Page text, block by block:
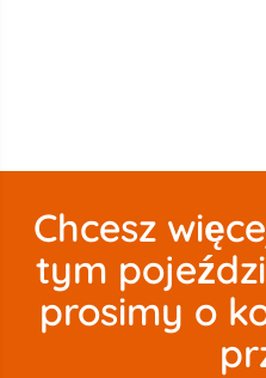
Chcesz
tym
prosimy o